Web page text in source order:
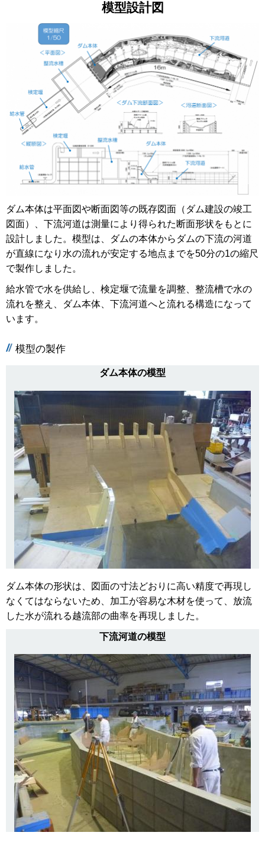
模型設計図
ダム本体は平面図や断面図等の既存図面（ダム建設の竣工
図面）、下流河道は測量により得られた断面形状をもとに
設計しました。模型は、ダムの本体からダムの下流の河道
が直線になり水の流れが安定する地点までを50分の1の縮尺
で製作しました。
給水管で水を供給し、検定堰で流量を調整、整流槽で水の
流れを整え、ダム本体、下流河道へと流れる構造になって
います。
模型の製作
ダム本体の模型
ダム本体の形状は、図面の寸法どおりに高い精度で再現し
なくてはならないため、加工が容易な木材を使って、放流
した水が流れる越流部の曲率を再現しました。
下流河道の模型